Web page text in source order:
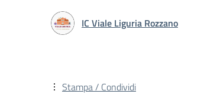
IC Viale Liguria Rozzano
Stampa / Condividi